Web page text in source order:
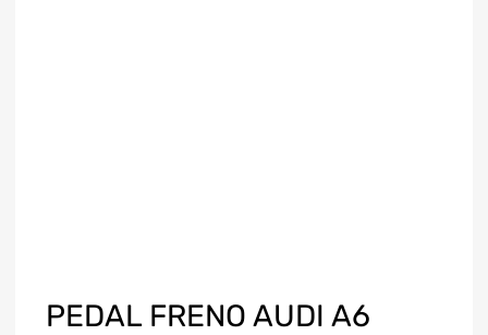
PEDAL FRENO AUDI A6